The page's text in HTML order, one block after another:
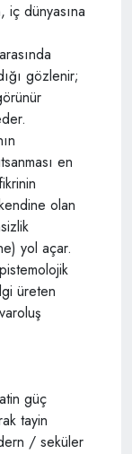
iç dünyasına
gözlenir;
en
olan
yol açar.
üreten
güç
tayin
/ seküler